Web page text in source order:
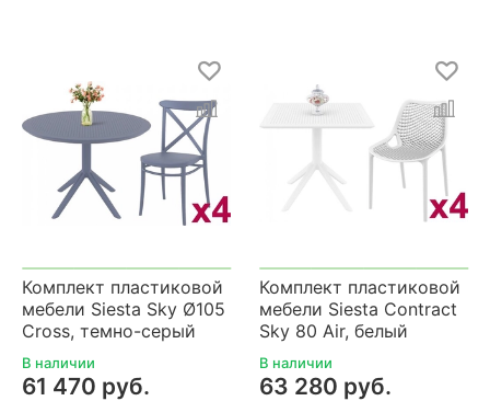
Комплект пластиковой
мебели Siesta Sky Ø105
Cross, темно-серый
В наличии
61 470 руб.
Комплект пластиковой
мебели Siesta Contract
Sky 80 Air, белый
В наличии
63 280 руб.